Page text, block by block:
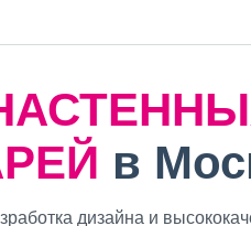
в
дизайна и
Нажимая
политикой
Нажимая на
заявку